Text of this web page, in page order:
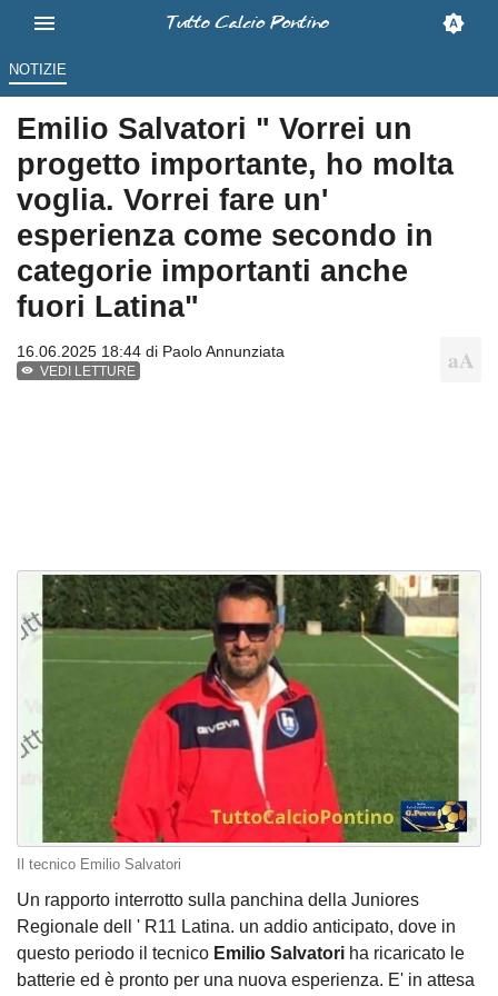
NOTIZIE
Emilio Salvatori " Vorrei un
progetto importante, ho molta
voglia. Vorrei fare un'
esperienza come secondo in
categorie importanti anche
fuori Latina"
16.06.2025 18:44 di Paolo Annunziata
VEDI LETTURE
Il tecnico Emilio Salvatori
Un rapporto interrotto sulla panchina della Juniores
Regionale dell ' R11 Latina. un addio anticipato, dove in
questo periodo il tecnico Emilio Salvatori ha ricaricato le
batterie ed è pronto per una nuova esperienza. E' in attesa